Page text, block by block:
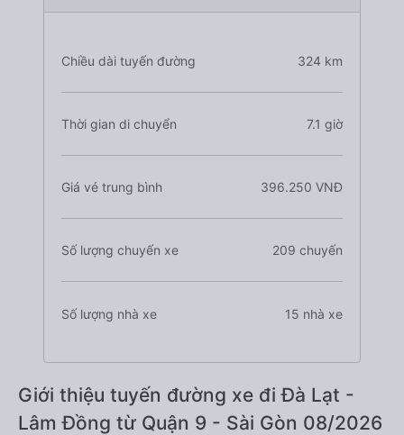
Chiều dài tuyến đường 324 km
Thời gian di chuyển 7.1 giờ
Giá vé trung bình 396.250 VNĐ
Số lượng chuyến xe 209 chuyến
Số lượng nhà xe 15 nhà xe
Giới thiệu tuyến đường xe đi Đà Lạt -
Lâm Đồng từ Quận 9 - Sài Gòn 08/2026